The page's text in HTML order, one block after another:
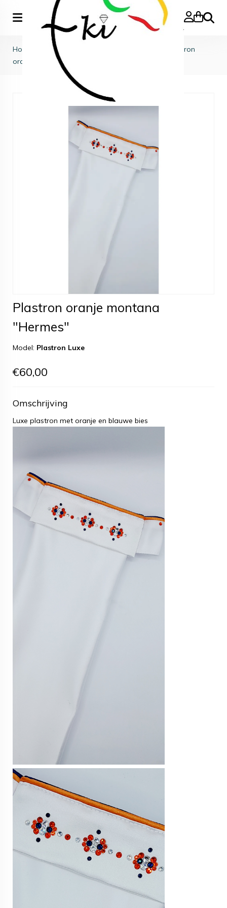
Zoeken
Home Plastrons
Plastron
oranje montana "Hermes"
Plastron oranje montana
"Hermes"
Model: Plastron Luxe
€60,00
Omschrijving
Luxe plastron met oranje en blauwe bies